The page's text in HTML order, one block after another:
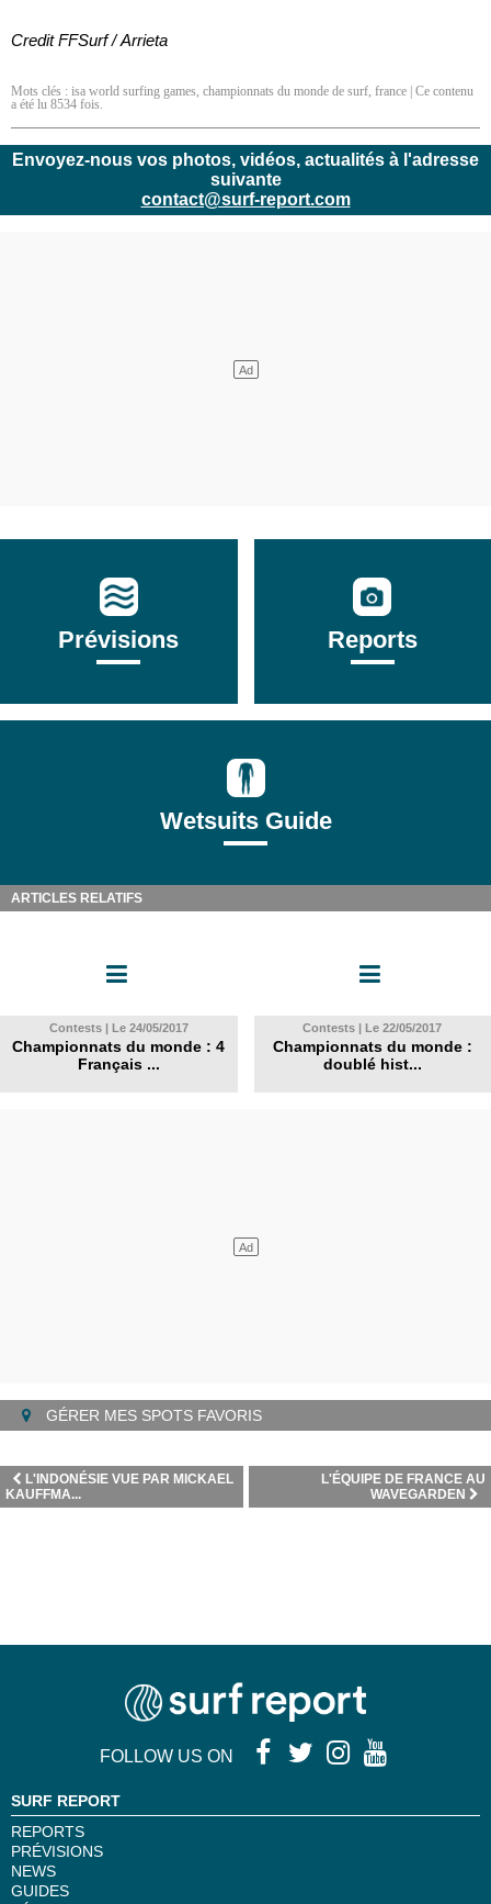
CreditFFSurf /Arrieta
Mots clés : isa world surfing games, championnats du monde de surf, france | Ce contenu
a été lu 8534 fois.
Envoyez-nous vos photos, vidéos, actualités à l'adresse
suivante
contact@surf-report.com
Prévisions Reports
Wetsuits Guide
ARTICLES RELATIFS
Contests | Le 24/05/2017
Championnats du monde : 4
Français ...
Contests | Le 22/05/2017
Championnats du monde :
doublé hist...
GÉRER MES SPOTS FAVORIS
L'ÉQUIPE DE FRANCE AU
WAVEGARDEN
L'INDONÉSIE VUE PAR MICKAEL
KAUFFMA...
FOLLOW US ON
SURF REPORT
REPORTS
PRÉVISIONS
NEWS
GUIDES